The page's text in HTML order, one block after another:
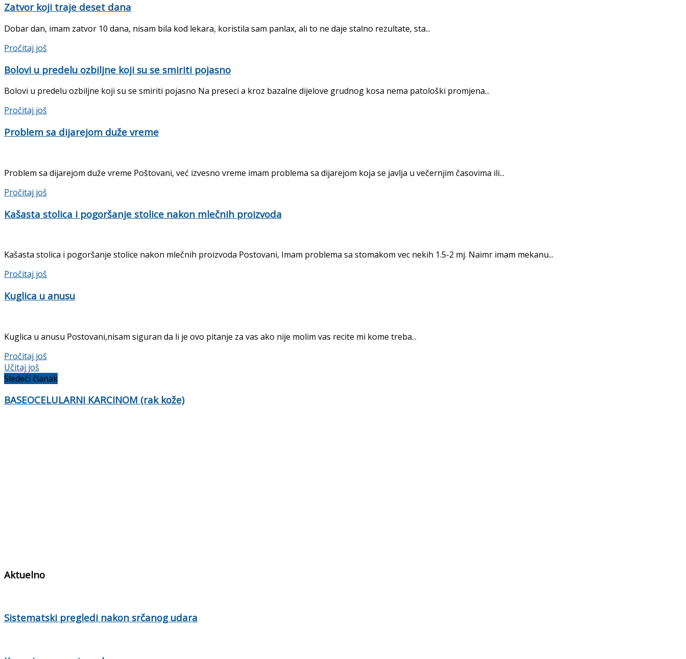
Zatvor koji traje deset dana
Dobar dan, imam zatvor 10 dana, nisam bila kod lekara, koristila sam panlax, ali to ne daje stalno rezultate, sta...
Pročitaj još
Bolovi u predelu ozbiljne koji su se smiriti pojasno
Bolovi u predelu ozbiljne koji su se smiriti pojasno Na preseci a kroz bazalne dijelove grudnog kosa nema patološki promjena...
Pročitaj još
Problem sa dijarejom duže vreme
Problem sa dijarejom duže vreme Poštovani, već izvesno vreme imam problema sa dijarejom koja se javlja u večernjim časovima ili...
Pročitaj još
Kašasta stolica i pogoršanje stolice nakon mlečnih proizvoda
Kašasta stolica i pogoršanje stolice nakon mlečnih proizvoda Postovani, Imam problema sa stomakom vec nekih 1.5-2 mj. Naimr imam mekanu...
Pročitaj još
Kuglica u anusu
Kuglica u anusu Postovani,nisam siguran da li je ovo pitanje za vas ako nije molim vas recite mi kome treba...
Pročitaj još
Učitaj još
Sledeći članak
BASEOCELULARNI KARCINOM (rak kože)
Aktuelno
Sistematski pregledi nakon srčanog udara